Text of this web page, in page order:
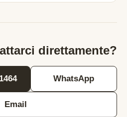
direttamente?
WhatsApp
Email